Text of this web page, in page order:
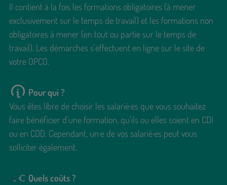
Il contient à la fois les formations obligatoires (à mener
exclusivement sur le temps de travail) et les formations non
obligatoires à mener (en tout ou partie sur le temps de
travail). Les démarches s’effectuent en ligne sur le site de
votre OPCO.
Pour qui ?
Vous êtes libre de choisir les salarié·es que vous souhaitez
faire bénéficier d’une formation, qu’ils ou elles soient en CDI
ou en CDD. Cependant, un·e de vos salarié·es peut vous
solliciter également.
Quels coûts ?